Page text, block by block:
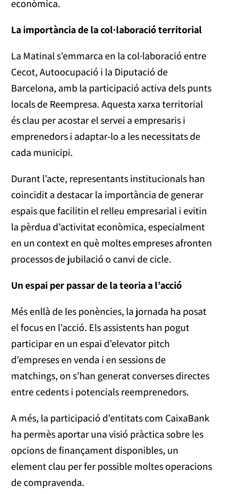
econòmica.
La importància de la col·laboració territorial
La Matinal s’emmarca en la col·laboració entre
Cecot, Autoocupació i la Diputació de
Barcelona, amb la participació activa dels punts
locals de Reempresa. Aquesta xarxa territorial
és clau per acostar el servei a empresaris i
emprenedors i adaptar-lo a les necessitats de
cada municipi.
Durant l’acte, representants institucionals han
coincidit a destacar la importància de generar
espais que facilitin el relleu empresarial i evitin
la pèrdua d’activitat econòmica, especialment
en un context en què moltes empreses afronten
processos de jubilació o canvi de cicle.
Un espai per passar de la teoria a l’acció
Més enllà de les ponències, la jornada ha posat
el focus en l’acció. Els assistents han pogut
participar en un espai d’elevator pitch
d’empreses en venda i en sessions de
matchings, on s’han generat converses directes
entre cedents i potencials reemprenedors.
A més, la participació d’entitats com CaixaBank
ha permès aportar una visió pràctica sobre les
opcions de finançament disponibles, un
element clau per fer possible moltes operacions
de compravenda.